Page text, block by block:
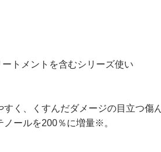
トメントを含むシリーズ使い
く、くすんだダメージの目立つ傷
ノールを200％に増量※。